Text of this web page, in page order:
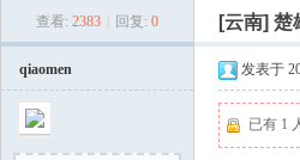
› › ›
查看: 2383 回复: 0 [云南] 楚
qiaomen 发表于
已有 1